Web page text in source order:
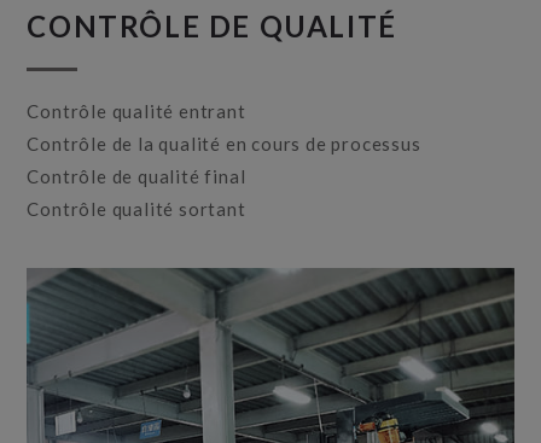
CONTRÔLE DE QUALITÉ
Contrôle qualité entrant
Contrôle de la qualité en cours de processus
Contrôle de qualité final
Contrôle qualité sortant